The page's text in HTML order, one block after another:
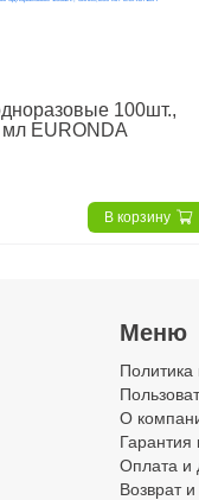
100шт.,
EURONDA
В корзину
Меню
Политика
О
Гарантия
Оплата и
Возврат